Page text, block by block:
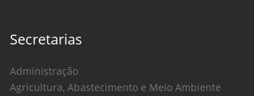
Secretarias
Administração
Agricultura, Abastecimento e Meio Ambiente